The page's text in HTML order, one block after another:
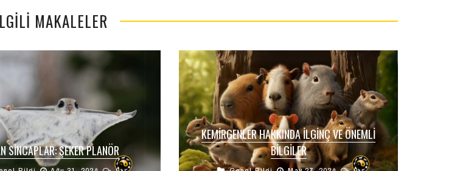
MAKALELER
SINCAPLAR: ŞEKER PLANÖR
KEMIRGENLER HAKKINDA İLGINÇ VE ÖNEMLI
BILGILER